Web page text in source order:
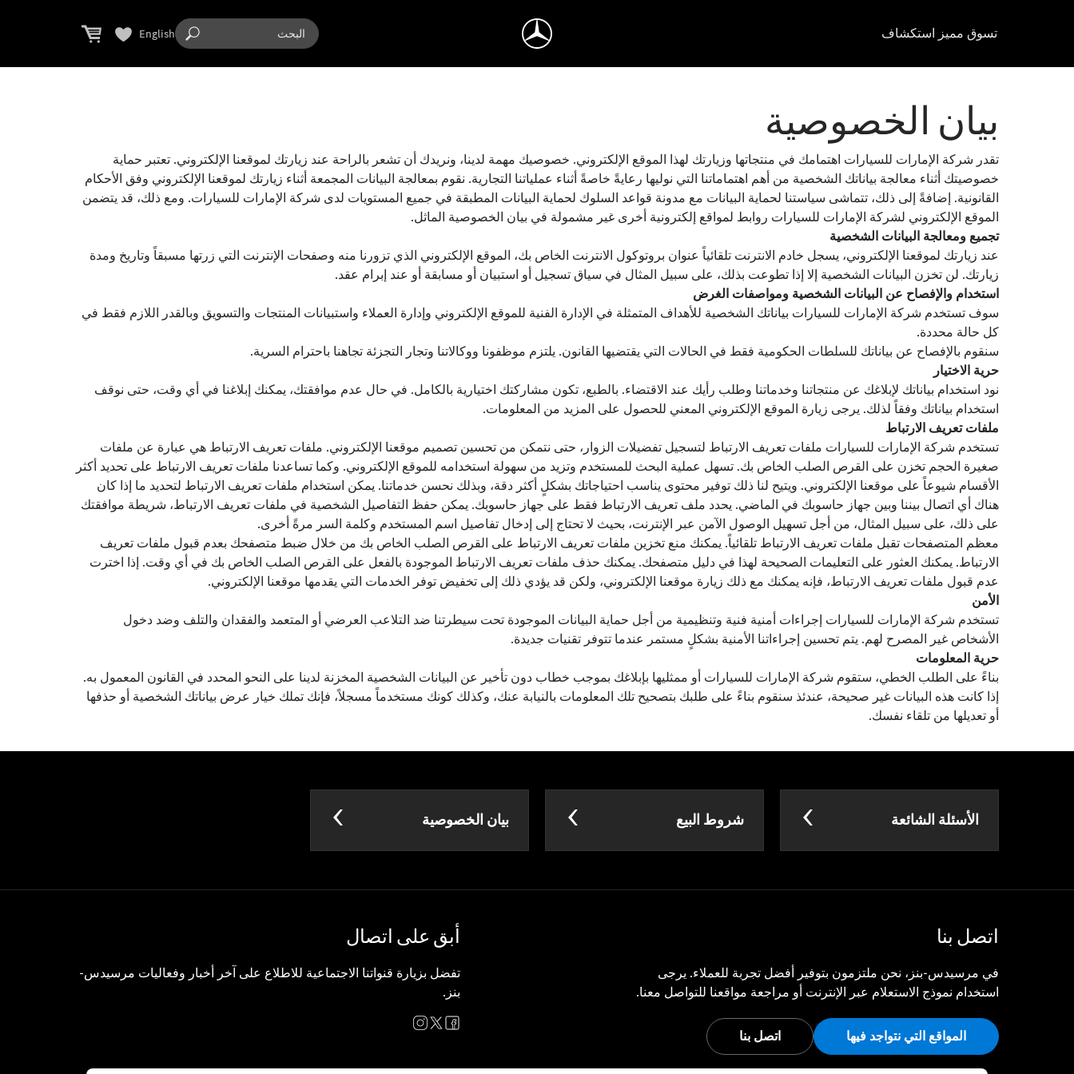
تسوق مميز استكشاف English
بيان الخصوصية
تقدر شركة الإمارات للسيارات اهتمامك في منتجاتها وزيارتك لهذا الموقع الإلكتروني. خصوصيك مهمة لدينا، ونريدك أن تشعر بالراحة عند زيارتك لموقعنا الإلكتروني. تعتبر حماية
خصوصيتك أثناء معالجة بياناتك الشخصية من أهم اهتماماتنا التي نوليها رعايةً خاصةً أثناء عملياتنا التجارية. نقوم بمعالجة البيانات المجمعة أثناء زيارتك لموقعنا الإلكتروني وفق الأحكام
القانونية. إضافةً إلى ذلك، تتماشى سياستنا لحماية البيانات مع مدونة قواعد السلوك لحماية البيانات المطبقة في جميع المستويات لدى شركة الإمارات للسيارات. ومع ذلك، قد يتضمن
الموقع الإلكتروني لشركة الإمارات للسيارات روابط لمواقع إلكترونية أخرى غير مشمولة في بيان الخصوصية الماثل.
تجميع ومعالجة البيانات الشخصية
عند زيارتك لموقعنا الإلكتروني، يسجل خادم الانترنت تلقائياً عنوان بروتوكول الانترنت الخاص بك، الموقع الإلكتروني الذي تزورنا منه وصفحات الإنترنت التي زرتها مسبقاً وتاريخ ومدة
زيارتك. لن تخزن البيانات الشخصية إلا إذا تطوعت بذلك، على سبيل المثال في سياق تسجيل أو استبيان أو مسابقة أو عند إبرام عقد.
استخدام والإفصاح عن البيانات الشخصية ومواصفات الغرض
سوف تستخدم شركة الإمارات للسيارات بياناتك الشخصية للأهداف المتمثلة في الإدارة الفنية للموقع الإلكتروني وإدارة العملاء واستبيانات المنتجات والتسويق وبالقدر اللازم فقط في
كل حالة محددة.
سنقوم بالإفصاح عن بياناتك للسلطات الحكومية فقط في الحالات التي يقتضيها القانون. يلتزم موظفونا ووكالاتنا وتجار التجزئة تجاهنا باحترام السرية.
حرية الاختيار
نود استخدام بياناتك لإبلاغك عن منتجاتنا وخدماتنا وطلب رأيك عند الاقتضاء. بالطبع، تكون مشاركتك اختيارية بالكامل. في حال عدم موافقتك، يمكنك إبلاغنا في أي وقت، حتى نوقف
استخدام بياناتك وفقاً لذلك. يرجى زيارة الموقع الإلكتروني المعني للحصول على المزيد من المعلومات.
ملفات تعريف الارتباط
تستخدم شركة الإمارات للسيارات ملفات تعريف الارتباط لتسجيل تفضيلات الزوار، حتى نتمكن من تحسين تصميم موقعنا الإلكتروني. ملفات تعريف الارتباط هي عبارة عن ملفات
صغيرة الحجم تخزن على القرص الصلب الخاص بك. تسهل عملية البحث للمستخدم وتزيد من سهولة استخدامه للموقع الإلكتروني. وكما تساعدنا ملفات تعريف الارتباط على تحديد أكثر
الأقسام شيوعاً على موقعنا الإلكتروني. ويتيح لنا ذلك توفير محتوى يناسب احتياجاتك بشكلٍ أكثر دقة، وبذلك نحسن خدماتنا. يمكن استخدام ملفات تعريف الارتباط لتحديد ما إذا كان
هناك أي اتصال بيننا وبين جهاز حاسوبك في الماضي. يحدد ملف تعريف الارتباط فقط على جهاز حاسوبك. يمكن حفظ التفاصيل الشخصية في ملفات تعريف الارتباط، شريطة موافقتك
على ذلك، على سبيل المثال، من أجل تسهيل الوصول الآمن عبر الإنترنت، بحيث لا تحتاج إلى إدخال تفاصيل اسم المستخدم وكلمة السر مرةً أخرى.
معظم المتصفحات تقبل ملفات تعريف الارتباط تلقائياً. يمكنك منع تخزين ملفات تعريف الارتباط على القرص الصلب الخاص بك من خلال ضبط متصفحك بعدم قبول ملفات تعريف
الارتباط. يمكنك العثور على التعليمات الصحيحة لهذا في دليل متصفحك. يمكنك حذف ملفات تعريف الارتباط الموجودة بالفعل على القرص الصلب الخاص بك في أي وقت. إذا اخترت
عدم قبول ملفات تعريف الارتباط، فإنه يمكنك مع ذلك زيارة موقعنا الإلكتروني، ولكن قد يؤدي ذلك إلى تخفيض توفر الخدمات التي يقدمها موقعنا الإلكتروني.
الأمن
تستخدم شركة الإمارات للسيارات إجراءات أمنية فنية وتنظيمية من أجل حماية البيانات الموجودة تحت سيطرتنا ضد التلاعب العرضي أو المتعمد والفقدان والتلف وضد دخول
الأشخاص غير المصرح لهم. يتم تحسين إجراءاتنا الأمنية بشكلٍ مستمر عندما تتوفر تقنيات جديدة.
حرية المعلومات
بناءً على الطلب الخطي، ستقوم شركة الإمارات للسيارات أو ممثليها بإبلاغك بموجب خطاب دون تأخير عن البيانات الشخصية المخزنة لدينا على النحو المحدد في القانون المعمول به.
إذا كانت هذه البيانات غير صحيحة، عندئذ سنقوم بناءً على طلبك بتصحيح تلك المعلومات بالنيابة عنك، وكذلك كونك مستخدماً مسجلاً، فإنك تملك خيار عرض بياناتك الشخصية أو حذفها
أو تعديلها من تلقاء نفسك.
الأسئلة الشائعة شروط البيع بيان الخصوصية
اتصل بنا
في مرسيدس-بنز، نحن ملتزمون بتوفير أفضل تجربة للعملاء. يرجى
استخدام نموذج الاستعلام عبر الإنترنت أو مراجعة مواقعنا للتواصل معنا.
المواقع التي نتواجد فيها اتصل بنا
أبق على اتصال
تفضل بزيارة قنواتنا الاجتماعية للاطلاع على آخر أخبار وفعاليات مرسيدس-
بنز.